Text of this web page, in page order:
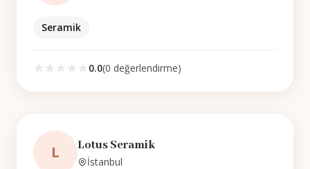
Seramik
0.0(0 değerlendirme)
L Lotus Seramik
İstanbul